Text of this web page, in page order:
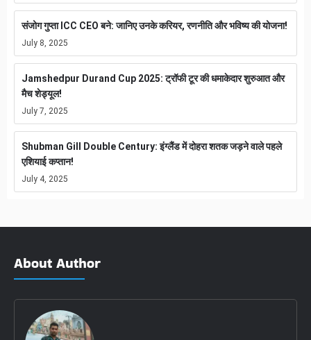
संजोग गुप्ता ICC CEO बने: जानिए उनके करियर, रणनीति और भविष्य की योजना!
July 8, 2025
Jamshedpur Durand Cup 2025: ट्रॉफी टूर की धमाकेदार शुरुआत और
मैच शेड्यूल!
July 7, 2025
Shubman Gill Double Century: इंग्लैंड में दोहरा शतक जड़ने वाले पहले
एशियाई कप्तान!
July 4, 2025
About Author